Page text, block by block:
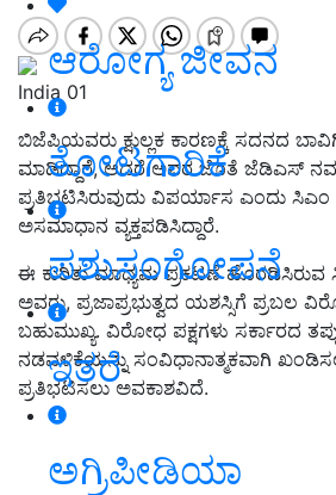
ಆರೋಗ್ಯ ಜೀವನ
ತೋಟಗಾರಿಕೆ
ಪಶುಸಂಗೋಪನೆ
ಇತರೆ
ಅಗ್ರಿಪೀಡಿಯಾ
India 01
ಬಿಜೆಪಿಯವರು ಕ್ಷುಲ್ಲಕ ಕಾರಣಕ್ಕೆ ಸದನದ
ಮಾಡಿದ್ದಾರೆ, ಆದರೆ ಅವರ ಜೊತೆ ಜೆಡಿಎಸ್
ಪ್ರತಿಭಟಿಸಿರುವುದು ವಿಪರ್ಯಾಸ ಎಂದು ಸಿಎಂ
ಅಸಮಾಧಾನ ವ್ಯಕ್ತಪಡಿಸಿದ್ದಾರೆ.
ಈ ಕುರಿತು ಮಾಧ್ಯಮ ಪ್ರಕಟಣೆ ಹೊರಡಿಸಿರುವ
ಅವರು, ಪ್ರಜಾಪ್ರಭುತ್ವದ ಯಶಸ್ಸಿಗೆ ಪ್ರಬಲ
ಬಹುಮುಖ್ಯ. ವಿರೋಧ ಪಕ್ಷಗಳು ಸರ್ಕಾರದ
ನಡವಳಿಕೆಯನ್ನು ಸಂವಿಧಾನಾತ್ಮಕವಾಗಿ
ಪ್ರತಿಭಟಿಸಲು ಅವಕಾಶವಿದೆ.